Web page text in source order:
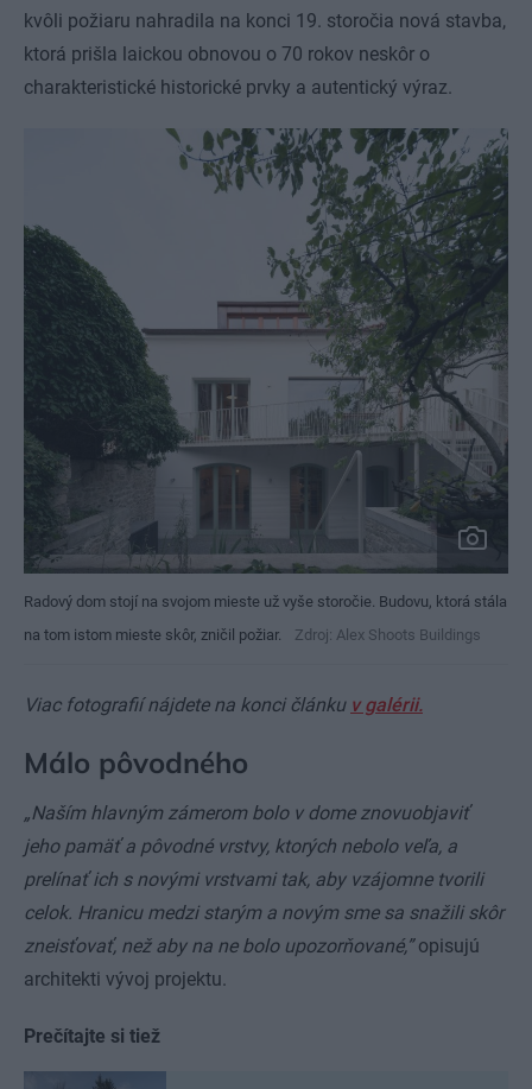
kvôli požiaru nahradila na konci 19. storočia nová stavba,
ktorá prišla laickou obnovou o 70 rokov neskôr o
charakteristické historické prvky a autentický výraz.
Radový dom stojí na svojom mieste už vyše storočie. Budovu, ktorá stála
na tom istom mieste skôr, zničil požiar.
Zdroj: Alex Shoots Buildings
Viac fotografií nájdete na konci článku v galérii.
Málo pôvodného
„Naším hlavným zámerom bolo v dome znovuobjaviť
jeho pamäť a pôvodné vrstvy, ktorých nebolo veľa, a
prelínať ich s novými vrstvami tak, aby vzájomne tvorili
celok. Hranicu medzi starým a novým sme sa snažili skôr
zneisťovať, než aby na ne bolo upozorňované,”opisujú
architekti vývoj projektu.
Prečítajte si tiež